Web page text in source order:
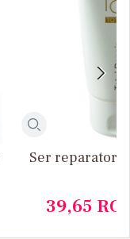
Ser reparator
39,65